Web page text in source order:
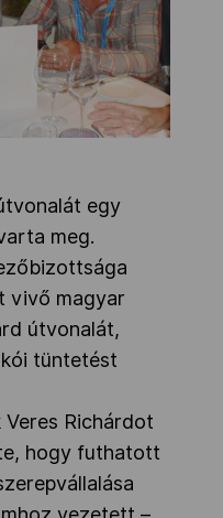
egy
meg.
vivő magyar
útvonalát,
tüntetést
Richárdot
hogy futhatott